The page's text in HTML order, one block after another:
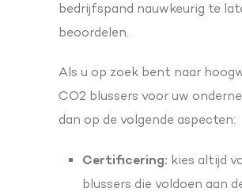
bedrijfspand nauwkeurig te
beoordelen.
Als u op zoek bent naar
CO2 blussers voor uw
dan op de volgende aspecten:
Certificering: kies altijd
blussers die voldoen aan